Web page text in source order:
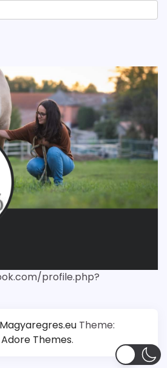
profile.php?
Magyaregres.eu Theme:
Adore Themes.